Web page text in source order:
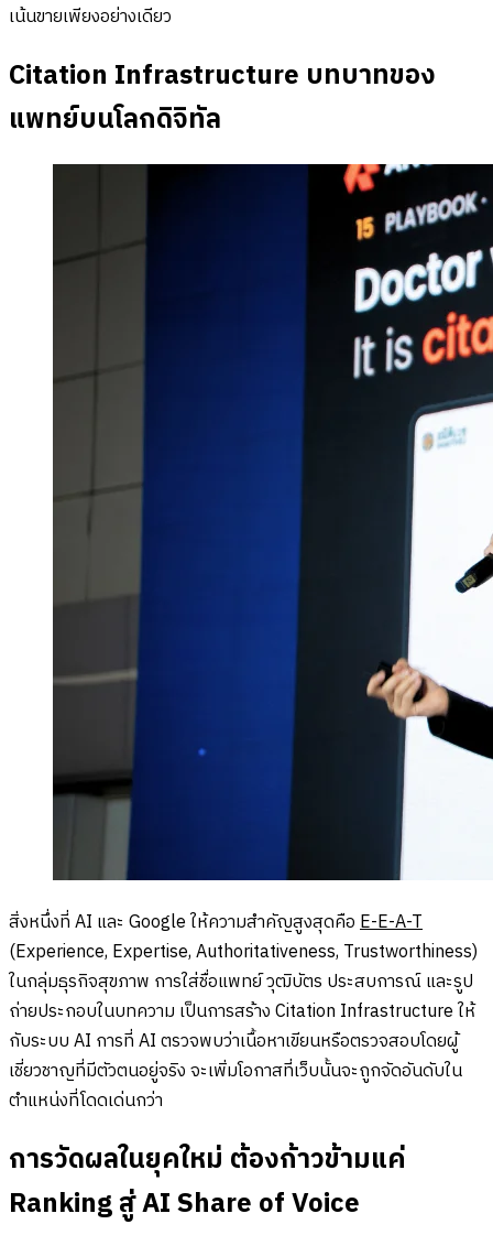
เน้นขายเพียงอย่างเดียว
Citation Infrastructure บทบาทของ
แพทย์บนโลกดิจิทัล
สิ่งหนึ่งที่ AI และ Google ให้ความสำคัญสูงสุดคือE-E-A-T
(Experience, Expertise, Authoritativeness, Trustworthiness)
ในกลุ่มธุรกิจสุขภาพ การใส่ชื่อแพทย์ วุฒิบัตร ประสบการณ์ และรูป
ถ่ายประกอบในบทความ เป็นการสร้าง Citation Infrastructure ให้
กับระบบ AI การที่ AI ตรวจพบว่าเนื้อหาเขียนหรือตรวจสอบโดยผู้
เชี่ยวชาญที่มีตัวตนอยู่จริง จะเพิ่มโอกาสที่เว็บนั้นจะถูกจัดอันดับใน
ตำแหน่งที่โดดเด่นกว่า
การวัดผลในยุคใหม่ ต้องก้าวข้ามแค่
Ranking สู่ AI Share of Voice